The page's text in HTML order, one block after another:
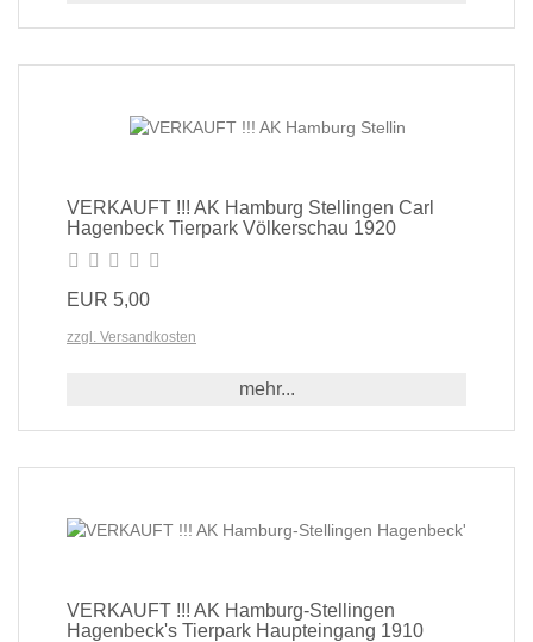
VERKAUFT !!! AK Hamburg Stellingen Carl
Hagenbeck Tierpark Völkerschau 1920
EUR 5,00
zzgl. Versandkosten
mehr...
VERKAUFT !!! AK Hamburg-Stellingen
Hagenbeck's Tierpark Haupteingang 1910